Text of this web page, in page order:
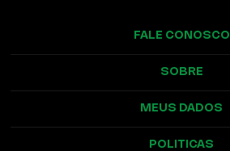
FALE CONOSCO
SOBRE
MEUS DADOS
POLITICAS